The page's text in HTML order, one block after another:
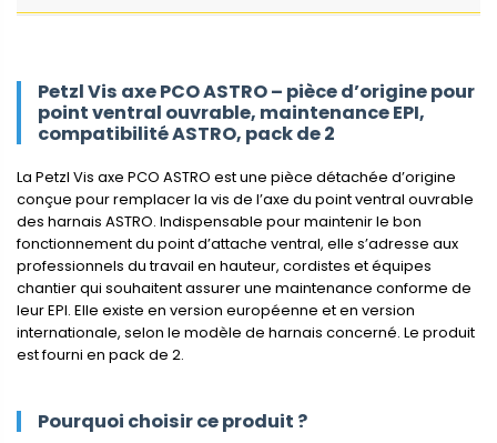
Petzl Vis axe PCO ASTRO – pièce d’origine pour
point ventral ouvrable, maintenance EPI,
compatibilité ASTRO, pack de 2
La Petzl Vis axe PCO ASTRO est une pièce détachée d’origine
conçue pour remplacer la vis de l’axe du point ventral ouvrable
des harnais ASTRO. Indispensable pour maintenir le bon
fonctionnement du point d’attache ventral, elle s’adresse aux
professionnels du travail en hauteur, cordistes et équipes
chantier qui souhaitent assurer une maintenance conforme de
leur EPI. Elle existe en version européenne et en version
internationale, selon le modèle de harnais concerné. Le produit
est fourni en pack de 2.
Pourquoi choisir ce produit ?